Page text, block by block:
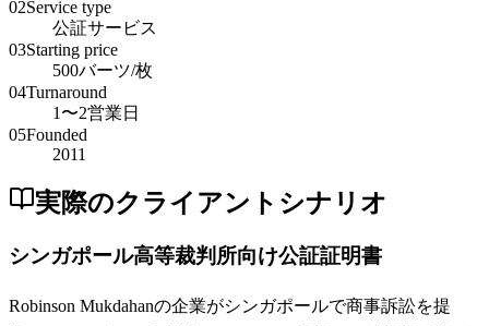
02Service type
公証サービス
03Starting price
500バーツ/枚
04Turnaround
1〜2営業日
05Founded
2011
実際のクライアントシナリオ
シンガポール高等裁判所向け公証証明書
Robinson Mukdahanの企業がシンガポールで商事訴訟を提